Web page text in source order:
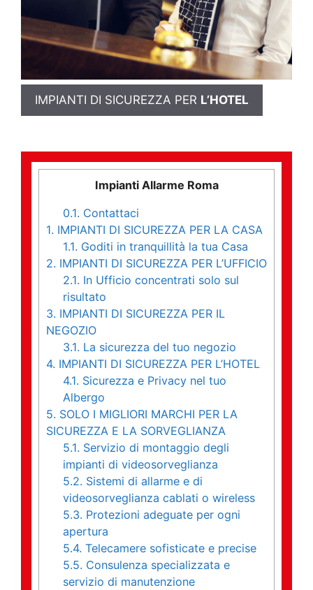
IMPIANTI DI SICUREZZA PER L’HOTEL
Impianti Allarme Roma
0.1. Contattaci
1. IMPIANTI DI SICUREZZA PER LA CASA
1.1. Goditi in tranquillità la tua Casa
2. IMPIANTI DI SICUREZZA PER L’UFFICIO
2.1. In Ufficio concentrati solo sul
risultato
3. IMPIANTI DI SICUREZZA PER IL
NEGOZIO
3.1. La sicurezza del tuo negozio
4. IMPIANTI DI SICUREZZA PER L’HOTEL
4.1. Sicurezza e Privacy nel tuo
Albergo
5. SOLO I MIGLIORI MARCHI PER LA
SICUREZZA E LA SORVEGLIANZA
5.1. Servizio di montaggio degli
impianti di videosorveglianza
5.2. Sistemi di allarme e di
videosorveglianza cablati o wireless
5.3. Protezioni adeguate per ogni
apertura
5.4. Telecamere sofisticate e precise
5.5. Consulenza specializzata e
servizio di manutenzione